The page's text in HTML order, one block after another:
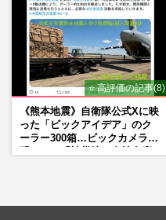
⭐ 高評価の記事(8)
《熊本地震》自衛隊公式Xに映
った「ビックアイデア」のク
ーラー300箱…ビックカメラが